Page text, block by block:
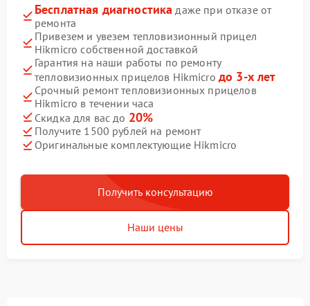
Бесплатная диагностика даже при отказе от
ремонта
Привезем и увезем тепловизионный прицел
Hikmicro собственной доставкой
Гарантия на наши работы по ремонту
тепловизионных прицелов Hikmicro до 3-х лет
Срочный ремонт тепловизионных прицелов
Hikmicro в течении часа
Скидка для вас до 20%
Получите 1500 рублей на ремонт
Оригинальные комплектующие Hikmicro
Получить консультацию
Наши цены